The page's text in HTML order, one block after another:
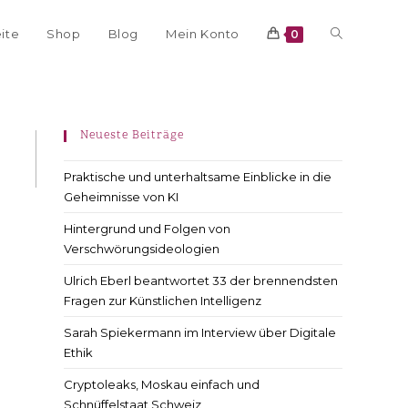
Shop Blog Mein Konto 0
Neueste Beiträge
Praktische und unterhaltsame Einblicke in die
Geheimnisse von KI
Hintergrund und Folgen von
Verschwörungsideologien
Ulrich Eberl beantwortet 33 der brennendsten
Fragen zur Künstlichen Intelligenz
Sarah Spiekermann im Interview über Digitale
Ethik
Cryptoleaks, Moskau einfach und
Schnüffelstaat Schweiz